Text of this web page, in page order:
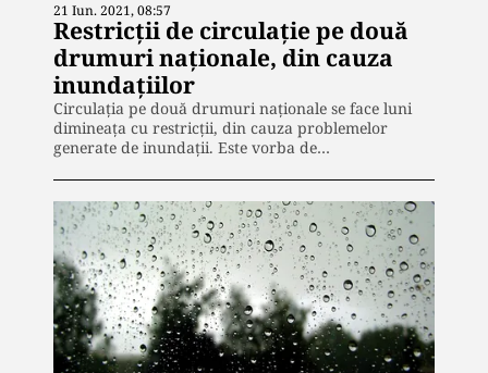
21 Iun. 2021, 08:57
Restricții de circulație pe două
drumuri naționale, din cauza
inundațiilor
Circulația pe două drumuri naționale se face luni
dimineața cu restricții, din cauza problemelor
generate de inundații. Este vorba de…